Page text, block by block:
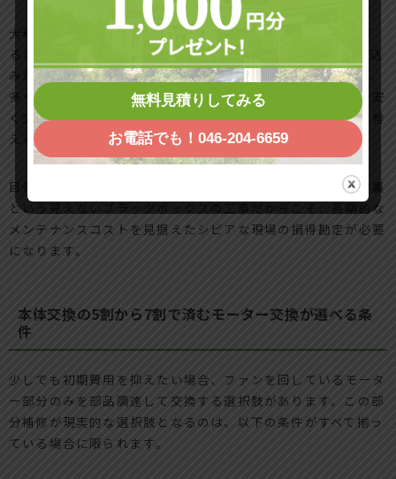
大和ハウスのジーヴォシリーズなどに住み続けて10年を過ぎ
ると、天井裏から「キーン」という金属音が響いたり、吸い込
みが極端に弱くなったりする不具合に直面します。このとき、
多くの施主様が悩むのが「不具合が出ているモーターだけを安
く交換するか」「それとも費用をかけて本体ごと丸ごと取り替
えるか」という選択です。
目先の出費を抑えたい気持ちは痛いほど分かりますが、天井裏
という見えないブラックボックスの工事だからこそ、長期的な
メンテナンスコストを見据えたシビアな現場の損得勘定が必要
になります。
本体交換の5割から7割で済むモーター交換が選べる条
件
少しでも初期費用を抑えたい場合、ファンを回しているモータ
ー部分のみを部品調達して交換する選択肢があります。この部
分補修が現実的な選択肢となるのは、以下の条件がすべて揃っ
ている場合に限られます。
無料見積りしてみる
お電話でも！046-204-6659